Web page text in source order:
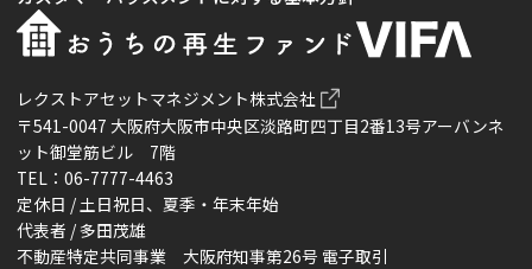
レクストアセットマネジメント株式会社
〒541-0047 大阪府大阪市中央区淡路町四丁目2番13号アーバンネ
ット御堂筋ビル 7階
TEL：06-7777-4463
定休日 / 土日祝日、夏季・年末年始
代表者 / 多田茂雄
不動産特定共同事業 大阪府知事第26号 電子取引